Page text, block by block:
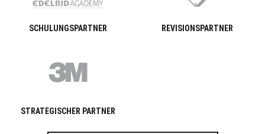
SCHULUNGSPARTNER REVISIONSPARTNER
STRATEGISCHER PARTNER